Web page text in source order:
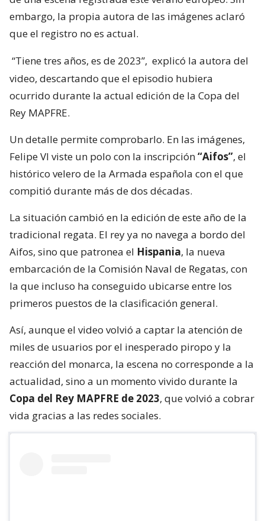
embargo, la propia autora de las imágenes aclaró
que el registro no es actual.
“Tiene tres años, es de 2023”, explicó la autora del
video, descartando que el episodio hubiera
ocurrido durante la actual edición de la Copa del
Rey MAPFRE.
Un detalle permite comprobarlo. En las imágenes,
Felipe VI viste un polo con la inscripción“Aifos”, el
histórico velero de la Armada española con el que
compitió durante más de dos décadas.
La situación cambió en la edición de este año de la
tradicional regata. El rey ya no navega a bordo del
Aifos, sino que patronea el Hispania, la nueva
embarcación de la Comisión Naval de Regatas, con
la que incluso ha conseguido ubicarse entre los
primeros puestos de la clasificación general.
Así, aunque el video volvió a captar la atención de
miles de usuarios por el inesperado piropo y la
reacción del monarca, la escena no corresponde a la
actualidad, sino a un momento vivido durante la
Copa del Rey MAPFRE de 2023, que volvió a cobrar
vida gracias a las redes sociales.